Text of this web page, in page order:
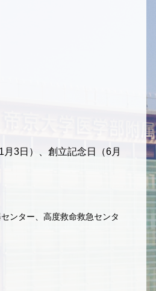
3日）、創立記念日（6月
ンター、高度救命救急センタ